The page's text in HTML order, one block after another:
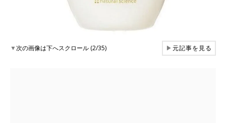
▼次の画像は下へスクロール (2/35) ▶元記事を見る